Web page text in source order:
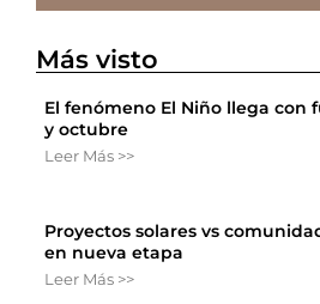
Más visto
El fenómeno El Niño llega con
y octubre
Leer Más >>
Proyectos solares vs
en nueva etapa
Leer Más >>